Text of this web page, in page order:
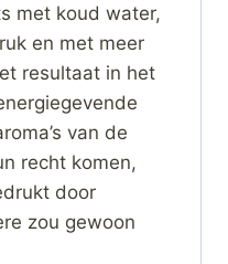
met koud water,
en met meer
resultaat in het
van de
recht komen,
door
zou gewoon